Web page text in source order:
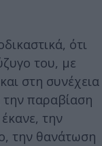
ότι
του, με
στη συνέχεια
την παραβίαση
την
την θανάτωση